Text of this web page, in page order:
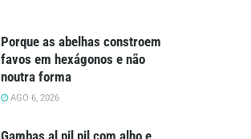
Porque as abelhas constroem
favos em hexágonos e não
noutra forma
AGO 6, 2026
Gambas al pil pil com alho e